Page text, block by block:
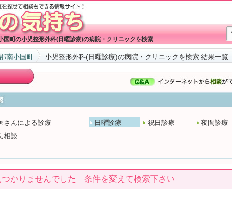
国町の小児整形外科(日曜診療)の病院・クリニックを検索
南小国町 小児整形外科(日曜診療)の病院・クリニックを検索 結果一覧
さんによる診療 日曜診療 祝日診療 夜間診療
相談
つかりませんでした 条件を変えて検索下さい